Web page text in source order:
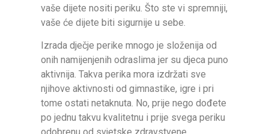
vaše dijete nositi periku. Što ste vi spremniji,
vaše će dijete biti sigurnije u sebe.
Izrada dječje perike mnogo je složenija od
onih namijenjenih odraslima jer su djeca puno
aktivnija. Takva perika mora izdržati sve
njihove aktivnosti od gimnastike, igre i pri
tome ostati netaknuta. No, prije nego dođete
po jednu takvu kvalitetnu i prije svega periku